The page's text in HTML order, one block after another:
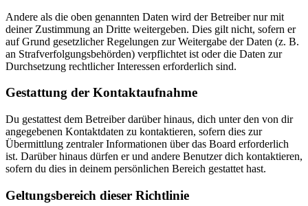
Andere als die oben genannten Daten wird der Betreiber nur mit
deiner Zustimmung an Dritte weitergeben. Dies gilt nicht, sofern er
auf Grund gesetzlicher Regelungen zur Weitergabe der Daten (z. B.
an Strafverfolgungsbehörden) verpflichtet ist oder die Daten zur
Durchsetzung rechtlicher Interessen erforderlich sind.
Gestattung der Kontaktaufnahme
Du gestattest dem Betreiber darüber hinaus, dich unter den von dir
angegebenen Kontaktdaten zu kontaktieren, sofern dies zur
Übermittlung zentraler Informationen über das Board erforderlich
ist. Darüber hinaus dürfen er und andere Benutzer dich kontaktieren,
sofern du dies in deinem persönlichen Bereich gestattet hast.
Geltungsbereich dieser Richtlinie